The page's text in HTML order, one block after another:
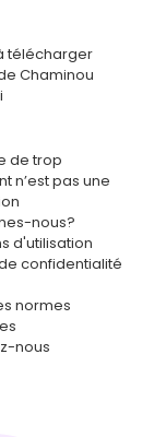
télécharger
Chaminou
de trop
n’est pas une
nous?
d'utilisation
confidentialité
normes
nous